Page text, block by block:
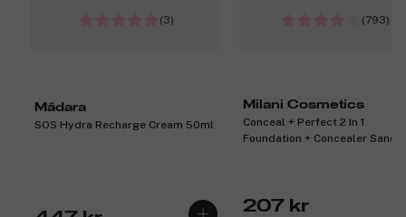
(3)
Mádara
SOS Hydra Recharge Cream 50ml
(793)
Milani Cosmetics
Conceal + Perfect 2 In 1
Foundation + Concealer Sand
207 kr